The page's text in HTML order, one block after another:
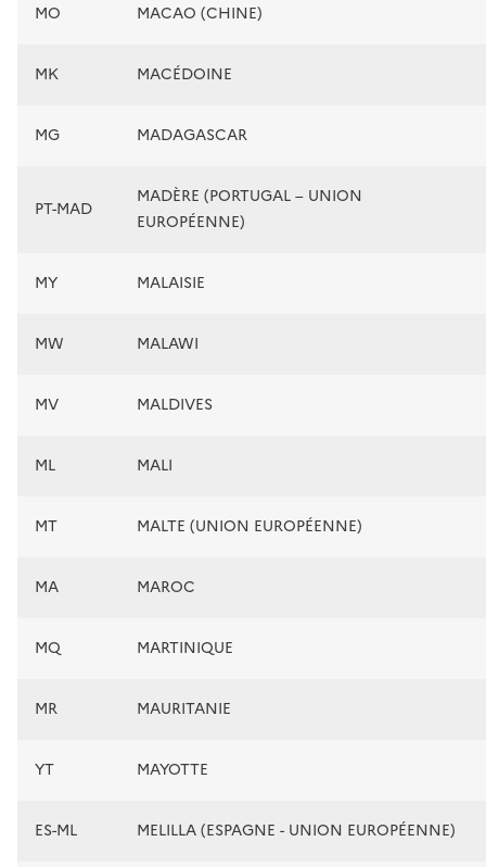
MO MACAO (CHINE)
MK MACÉDOINE
MG MADAGASCAR
PT-MAD
MADÈRE (PORTUGAL – UNION
EUROPÉENNE)
MY MALAISIE
MW MALAWI
MV MALDIVES
ML MALI
MT MALTE (UNION EUROPÉENNE)
MA MAROC
MQ MARTINIQUE
MR MAURITANIE
YT MAYOTTE
ES-ML MELILLA (ESPAGNE - UNION EUROPÉENNE)